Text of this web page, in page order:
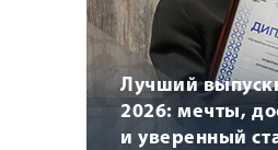
Лучший
2026: мечты,
и уверенный